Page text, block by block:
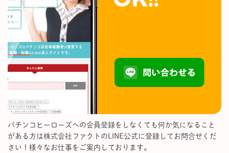
パチンコヒーローズへの会員登録をしなくても何か気になること
がある方は株式会社ファクトのLINE公式に登録してお問合せくだ
さい！様々なお仕事をご案内しております。